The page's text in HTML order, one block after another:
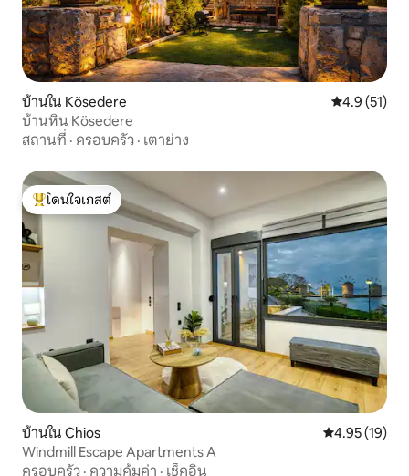
บ้านใน Kösedere คะแนนเฉลี่ย
4.9 (51)
บ้านหิน Kösedere
สถานที่ · ครอบครัว · เตาย่าง
โดนใจเกสต์ที่สุด
โดนใจเกสต์
บ้านใน Chios คะแนนเฉลี่ย
4.95 (19)
Windmill Escape Apartments A
ครอบครัว · ความคุ้มค่า · เช็คอิน